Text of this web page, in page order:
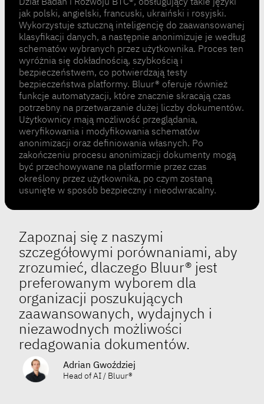
jak polski, angielski, francuski, ukraiński i rosyjski.
Wykorzystuje sztuczną inteligencję do zaawansowanej
klasyfikacji danych, a następnie anonimizuje je według
schematów wybranych przez użytkownika. Proces ten
wyróżnia się dokładnością, szybkością i
bezpieczeństwem, co potwierdzają testy
bezpieczeństwa platformy. Bluur® oferuje również
funkcje automatyzacji, które znacznie skracają czas
potrzebny na przetwarzanie dużej liczby dokumentów.
Użytkownicy mają możliwość przeglądania,
weryfikowania i modyfikowania schematów
anonimizacji oraz definiowania własnych. Po
zakończeniu procesu anonimizacji dokumenty mogą
być przechowywane na platformie przez czas
określony przez użytkownika, po czym zostaną
usunięte w sposób bezpieczny i nieodwracalny.
Zapoznaj się z naszymi
szczegółowymi porównaniami, aby
zrozumieć, dlaczego Bluur® jest
preferowanym wyborem dla
organizacji poszukujących
zaawansowanych, wydajnych i
niezawodnych możliwości
redagowania dokumentów.
Adrian Gwoździej
Head of AI / Bluur®